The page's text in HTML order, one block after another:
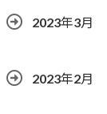
2023年3月
2023年2月